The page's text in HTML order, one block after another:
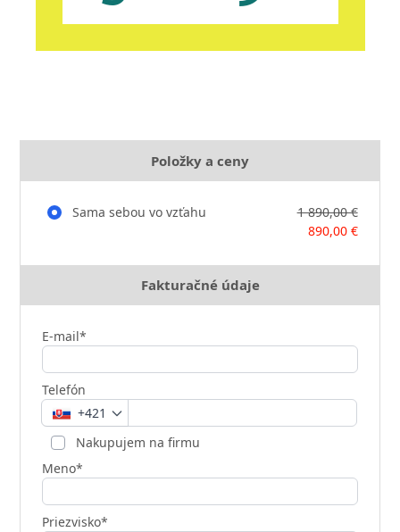
Položky a ceny
Sama sebou vo vzťahu
1 890,00 €
890,00 €
Fakturačné údaje
E-mail*
Telefón
+421
Nakupujem na firmu
Meno*
Priezvisko*